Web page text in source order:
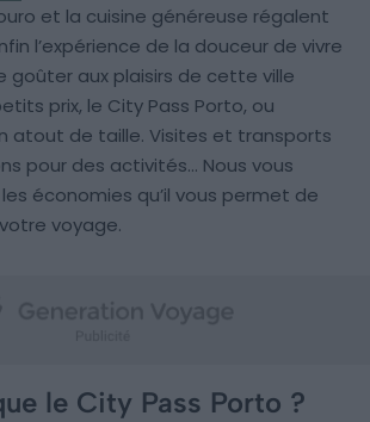
et la cuisine généreuse régalent
l’expérience de la douceur de vivre
goûter aux plaisirs de cette ville
prix, le City Pass Porto, ou
atout de taille. Visites et transports
pour des activités… Nous vous
économies qu’il vous permet de
voyage.
le City Pass Porto ?